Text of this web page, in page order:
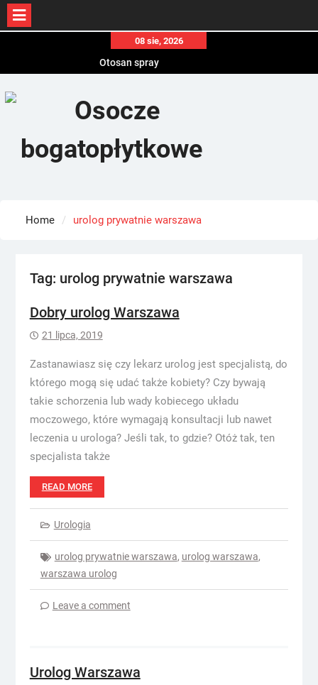
content
08 sie, 2026
Otosan spray
Home urolog prywatnie warszawa
Tag: urolog prywatnie warszawa
Dobry urolog Warszawa
21 lipca, 2019
Zastanawiasz się czy lekarz urolog jest specjalistą, do
którego mogą się udać także kobiety? Czy bywają
takie schorzenia lub wady kobiecego układu
moczowego, które wymagają konsultacji lub nawet
leczenia u urologa? Jeśli tak, to gdzie? Otóż tak, ten
specjalista także
READ MORE
Urologia
urolog prywatnie warszawa, urolog warszawa,
warszawa urolog
Leave a comment
Urolog Warszawa